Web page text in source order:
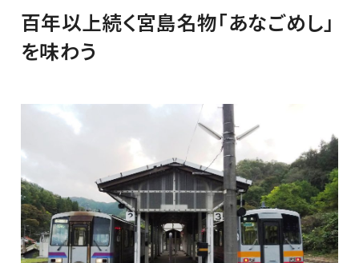
百年以上続く宮島名物「あなごめし」
を味わう